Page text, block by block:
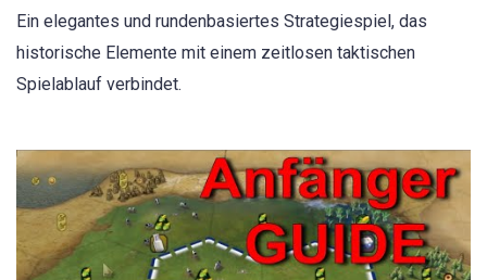
Ein elegantes und rundenbasiertes Strategiespiel, das
historische Elemente mit einem zeitlosen taktischen
Spielablauf verbindet.